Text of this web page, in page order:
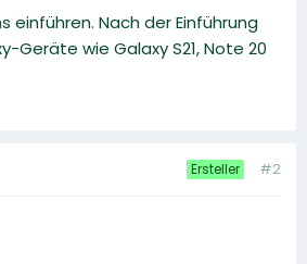
Nach der Einführung
Geräte wie Galaxy S21, Note 20
Ersteller #2